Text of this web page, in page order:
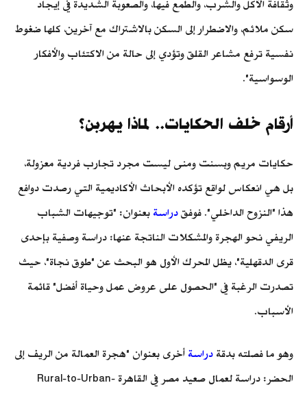
وثقافة الأكل والشرب، والطمع فيها، والصعوبة الشديدة في إيجاد
سكن ملائم، والاضطرار إلى السكن بالاشتراك مع آخرين، كلها ضغوط
نفسية ترفع مشاعر القلق وتؤدي إلى حالة من الاكتئاب والأفكار
الوسواسية".
أرقام خلف الحكايات.. لماذا يهربن؟
حكايات مريم وبسنت ومنى ليست مجرد تجارب فردية معزولة،
بل هي انعكاس لواقع تؤكده الأبحاث الأكاديمية التي رصدت دوافع
هذا "النزوح الداخلي". فوفق دراسة بعنوان: "توجيهات الشباب
الريفي نحو الهجرة والمشكلات الناتجة عنها: دراسة وصفية بإحدى
قرى الدقهلية"، يظل المحرك الأول هو البحث عن "طوق نجاة"، حيث
تصدرت الرغبة في "الحصول على عروض عمل وحياة أفضل" قائمة
الأسباب.
وهو ما فصلته بدقة دراسة أخرى بعنوان "هجرة العمالة من الريف إلى
الحضر: دراسة لعمال صعيد مصر في القاهرة -Rural-to-Urban